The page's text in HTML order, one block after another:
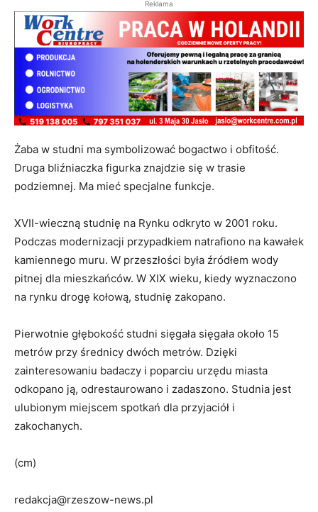
Reklama
Żaba w studni ma symbolizować bogactwo i obfitość.
Druga bliźniaczka figurka znajdzie się w trasie
podziemnej. Ma mieć specjalne funkcje.
XVII-wieczną studnię na Rynku odkryto w 2001 roku.
Podczas modernizacji przypadkiem natrafiono na kawałek
kamiennego muru. W przeszłości była źródłem wody
pitnej dla mieszkańców. W XIX wieku, kiedy wyznaczono
na rynku drogę kołową, studnię zakopano.
Pierwotnie głębokość studni sięgała sięgała około 15
metrów przy średnicy dwóch metrów. Dzięki
zainteresowaniu badaczy i poparciu urzędu miasta
odkopano ją, odrestaurowano i zadaszono. Studnia jest
ulubionym miejscem spotkań dla przyjaciół i
zakochanych.
(cm)
redakcja@rzeszow-news.pl